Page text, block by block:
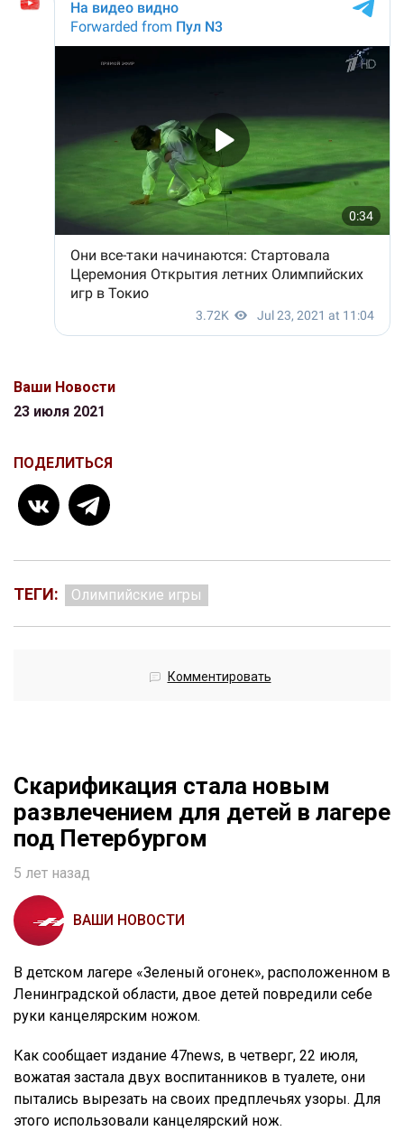
Ваши Новости
23 июля 2021
ПОДЕЛИТЬСЯ
ТЕГИ: Олимпийские игры
Комментировать
Скарификация стала новым
развлечением для детей в лагере
под Петербургом
5 лет назад
ВАШИ НОВОСТИ
В детском лагере «Зеленый огонек», расположенном в
Ленинградской области, двое детей повредили себе
руки канцелярским ножом.
Как сообщает издание 47news, в четверг, 22 июля,
вожатая застала двух воспитанников в туалете, они
пытались вырезать на своих предплечьях узоры. Для
этого использовали канцелярский нож.